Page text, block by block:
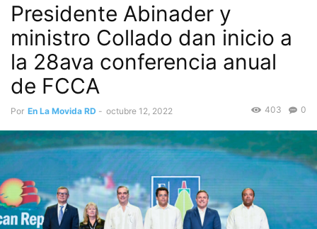
Presidente Abinader y
ministro Collado dan inicio a
la 28ava conferencia anual
de FCCA
Por En La Movida RD - octubre 12, 2022 0
403